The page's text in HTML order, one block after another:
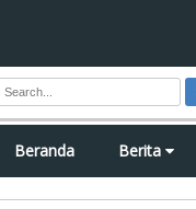
Beranda Berita